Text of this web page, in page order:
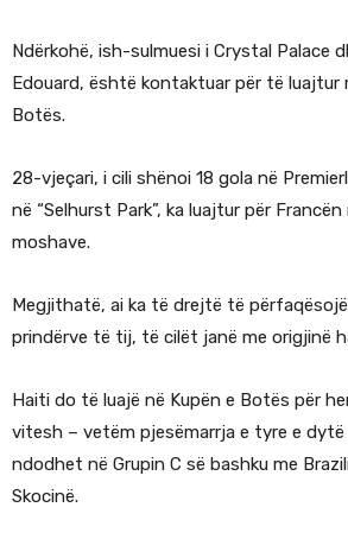
Ndërkohë, ish-sulmuesi i Crystal Palace
Edouard, është kontaktuar për të luajtur
Botës.
28-vjeçari, i cili shënoi 18 gola në
në “Selhurst Park”, ka luajtur për
moshave.
Megjithatë, ai ka të drejtë të
prindërve të tij, të cilët janë me origjinë
Haiti do të luajë në Kupën e Botës për
vitesh – vetëm pjesëmarrja e tyre e
ndodhet në Grupin C së bashku me
Skocinë.